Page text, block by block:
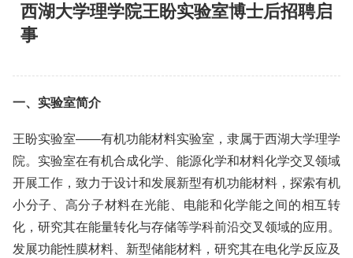
西湖大学理学院王盼实验室博士后招聘启
事
一、实验室简介
王盼实验室——有机功能材料实验室，隶属于西湖大学理学
院。实验室在有机合成化学、能源化学和材料化学交叉领域
开展工作，致力于设计和发展新型有机功能材料，探索有机
小分子、高分子材料在光能、电能和化学能之间的相互转
化，研究其在能量转化与存储等学科前沿交叉领域的应用。
发展功能性膜材料、新型储能材料，研究其在电化学反应及